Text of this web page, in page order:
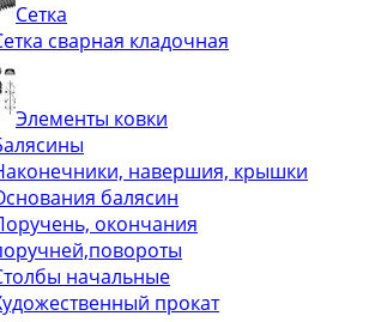
Сетка
сварная кладочная
Элементы ковки
навершия, крышки
балясин
окончания
начальные
прокат